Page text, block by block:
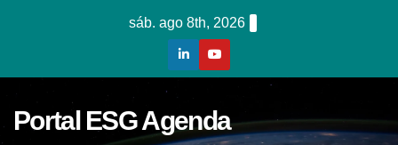
sáb. ago 8th, 2026
Portal ESG Agenda